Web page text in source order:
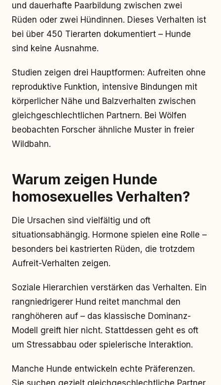
und dauerhafte Paarbildung zwischen zwei
Rüden oder zwei Hündinnen. Dieses Verhalten ist
bei über 450 Tierarten dokumentiert – Hunde
sind keine Ausnahme.
Studien zeigen drei Hauptformen: Aufreiten ohne
reproduktive Funktion, intensive Bindungen mit
körperlicher Nähe und Balzverhalten zwischen
gleichgeschlechtlichen Partnern. Bei Wölfen
beobachten Forscher ähnliche Muster in freier
Wildbahn.
Warum zeigen Hunde
homosexuelles Verhalten?
Die Ursachen sind vielfältig und oft
situationsabhängig. Hormone spielen eine Rolle –
besonders bei kastrierten Rüden, die trotzdem
Aufreit-Verhalten zeigen.
Soziale Hierarchien verstärken das Verhalten. Ein
rangniedrigerer Hund reitet manchmal den
ranghöheren auf – das klassische Dominanz-
Modell greift hier nicht. Stattdessen geht es oft
um Stressabbau oder spielerische Interaktion.
Manche Hunde entwickeln echte Präferenzen.
Sie suchen gezielt gleichgeschlechtliche Partner